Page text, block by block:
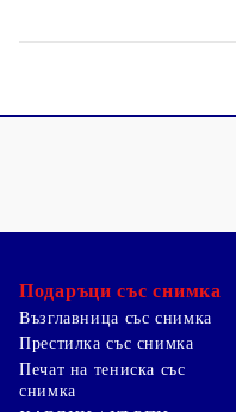
Подаръци със снимка
Възглавница със снимка
Престилка със снимка
Печат на тениска със
снимка